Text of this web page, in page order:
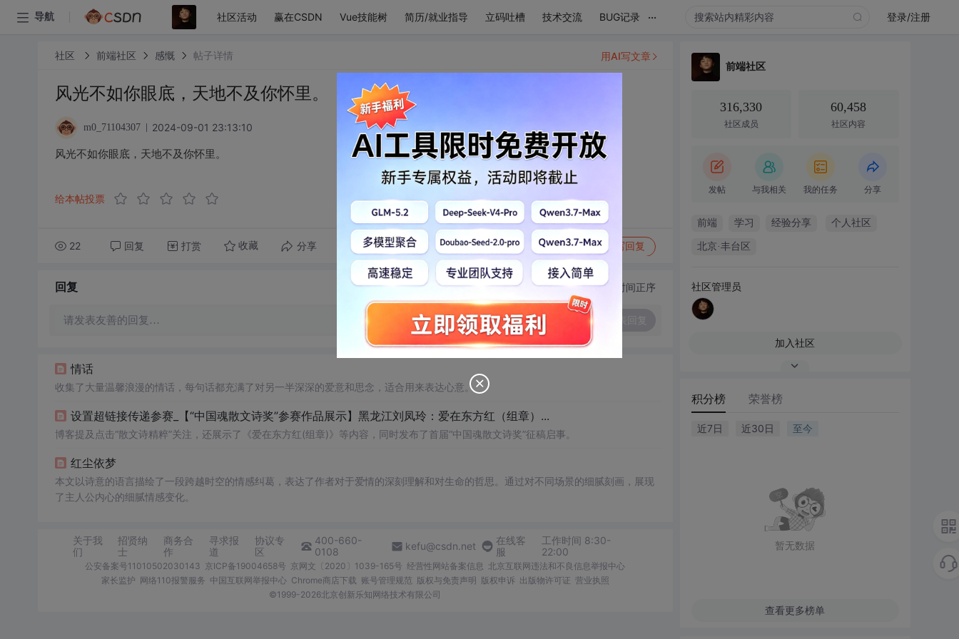
导航 社区活动 赢在CSDN Vue技能树 简历/就业指导 立码吐槽 技术交流 BUG记录 ... 登录/注册
社区 前端社区 感慨 帖子详情
风光不如你眼底，天地不及你怀里。
m0_71104307 2024-09-01 23:13:10
风光不如你眼底，天地不及你怀里。
给本帖投票
22 回复 打赏 收藏 分享 转发到动态 举报 写回复
用AI写文章
回复 切换为时间正序
请发表友善的回复…
情话
收集了大量温馨浪漫的情话，每句话都充满了对另一半深深的爱意和思念，适合用来表达心意。
设置超链接传递参赛_【“中国魂散文诗奖”参赛作品展示】黑龙江刘凤玲：爱在东方红（组章）...
博客提及点击“散文诗精粹”关注，还展示了《爱在东方红(组章)》等内容，同时发布了首届“中国魂散文诗奖”征稿启事。
红尘依梦
本文以诗意的语言描绘了一段跨越时空的情感纠葛，表达了作者对于爱情的深刻理解和对生命的哲思。通过对不同场景的细腻刻画，展现
了主人公内心的细腻情感变化。
关于我
们
招贤纳
士
商务合
作
寻求报
道
协议专
区
400-660-
0108
kefu@csdn.net
在线客
服
工作时间 8:30-
22:00
公安备案号11010502030143 京ICP备19004658号 京网文〔2020〕1039-165号 经营性网站备案信息 北京互联网违法和不良信息举报中心
家长监护 网络110报警服务 中国互联网举报中心 Chrome商店下载 账号管理规范 版权与免责声明 版权申诉 出版物许可证 营业执照
©1999-2026北京创新乐知网络技术有限公司
前端社区
316,330
社区成员
60,458
社区内容
发帖 与我相关 我的任务 分享
前端 学习 经验分享 个人社区
北京·丰台区
社区管理员
加入社区
积分榜 荣誉榜
近7日 近30日 至今
暂无数据
查看更多榜单